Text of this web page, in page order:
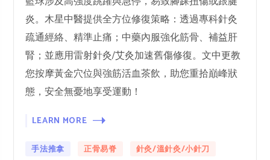
炎。木星中醫提供全方位修復策略：透過專科針灸
疏通經絡、精準止痛；中藥內服強化筋骨、補益肝
腎；並應用雷射針灸/艾灸加速舊傷修復。文中更教
您按摩黃金穴位與強筋活血茶飲，助您重拾巔峰狀
態，安全無憂地享受運動！
LEARN MORE
手法推拿 正骨易脊 針灸/溫針灸/小針刀